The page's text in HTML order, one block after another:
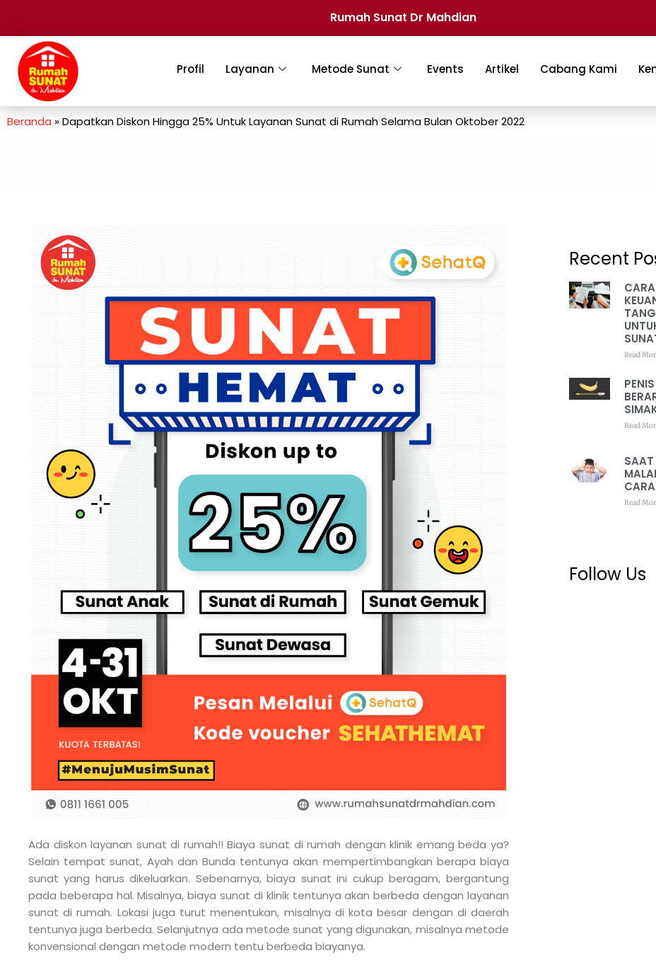
Rumah Sunat Dr Mahdian
Profil Layanan Metode Sunat Events Artikel Cabang Kami
Beranda »Dapatkan Diskon Hingga 25% Untuk Layanan Sunat di Rumah Selama Bulan Oktober 2022
Ada diskon layanan sunat di rumah!! Biaya sunat di rumah dengan klinik emang beda ya?
Selain tempat sunat, Ayah dan Bunda tentunya akan mempertimbangkan berapa biaya
sunat yang harus dikeluarkan. Sebenarnya, biaya sunat ini cukup beragam, bergantung
pada beberapa hal. Misalnya, biaya sunat di klinik tentunya akan berbeda dengan layanan
sunat di rumah. Lokasi juga turut menentukan, misalnya di kota besar dengan di daerah
tentunya juga berbeda. Selanjutnya ada metode sunat yang digunakan, misalnya metode
konvensional dengan metode modern tentu berbeda biayanya.
Recent
Read
Read
Read
Follow Us